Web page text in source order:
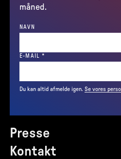
Presse
Kontakt
måned.
NAVN
E-MAIL *
Du kan altid afmelde igen. Se vores